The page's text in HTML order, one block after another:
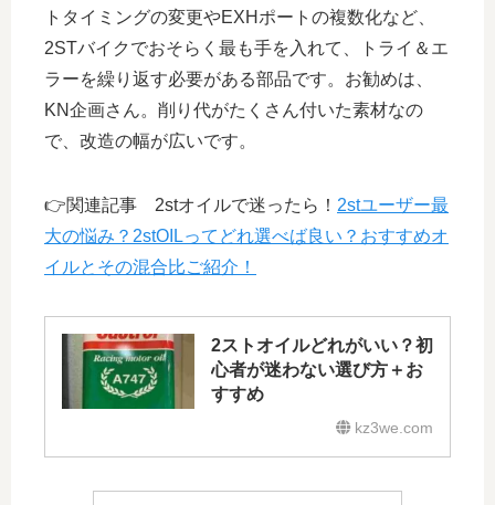
トタイミングの変更やEXHポートの複数化など、
2STバイクでおそらく最も手を入れて、トライ＆エ
ラーを繰り返す必要がある部品です。お勧めは、
KN企画さん。削り代がたくさん付いた素材なの
で、改造の幅が広いです。
👉関連記事 2stオイルで迷ったら！ 2stユーザー最
大の悩み？2stOILってどれ選べば良い？おすすめオ
イルとその混合比ご紹介！
2ストオイルどれがいい？初
心者が迷わない選び方＋お
すすめ
kz3we.com